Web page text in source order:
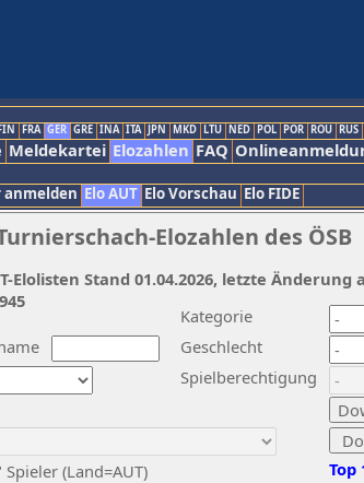
FRA GER GRE INA ITA JPN MKD LTU NED POL POR ROU RUS
Meldekartei Elozahlen FAQ
anmelden Elo AUT Elo Vorschau Elo FIDE
Elozahlen des ÖSB
Kategorie
Geschlecht
(Land=AUT)
Spielberechtigung
Top
Elolisten Stand 01.04.2026, letzte Änderung